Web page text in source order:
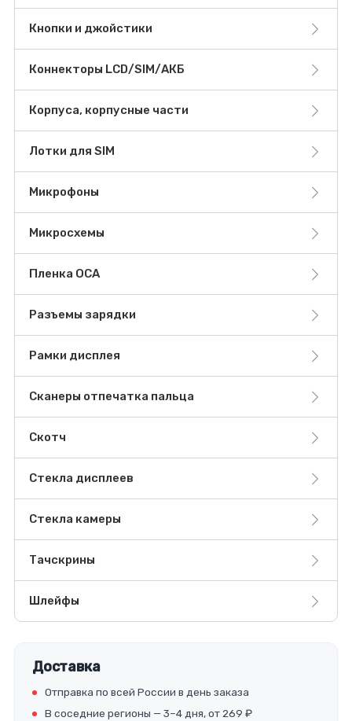
Кнопки и джойстики
Коннекторы LCD/SIM/АКБ
Корпуса, корпусные части
Лотки для SIM
Микрофоны
Микросхемы
Пленка OCA
Разъемы зарядки
Рамки дисплея
Сканеры отпечатка пальца
Скотч
Стекла дисплеев
Стекла камеры
Тачскрины
Шлейфы
Доставка
Отправка по всей России в день заказа
В соседние регионы — 3–4 дня, от 269 ₽